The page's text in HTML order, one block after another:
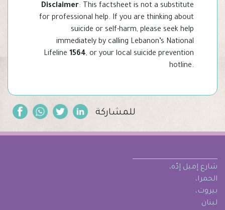
Disclaimer: This factsheet is not a substitute
for professional help. If you are thinking about
suicide or self-harm, please seek help
immediately by calling Lebanon’s National
Lifeline 1564, or your local suicide prevention
hotline.
للمشاركة
شارع إميل إدّه،
الحمرا،
بيروت،
لبنان